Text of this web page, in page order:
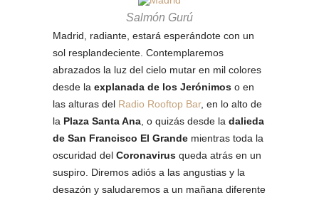
Salmón Gurú
Madrid, radiante, estará esperándote con un
sol resplandeciente. Contemplaremos
abrazados la luz del cielo mutar en mil colores
desde la explanada de los Jerónimos o en
las alturas del Radio Rooftop Bar, en lo alto de
la Plaza Santa Ana , o quizás desde la dalieda
de San Francisco El Grande mientras toda la
oscuridad del Coronavirus queda atrás en un
suspiro. Diremos adiós a las angustias y la
desazón y saludaremos a un mañana diferente